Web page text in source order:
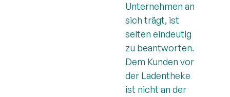
Unternehmen an
sich trägt, ist
selten eindeutig
zu beantworten.
Dem Kunden vor
der Ladentheke
ist nicht an der